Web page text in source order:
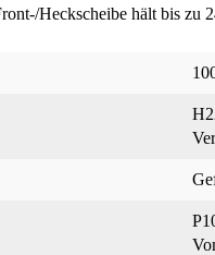
Heckscheibe hält bis zu